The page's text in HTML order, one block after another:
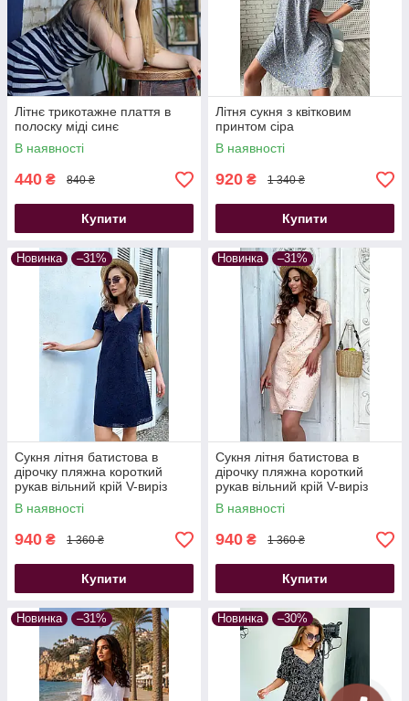
Літнє трикотажне плаття в
полоску міді синє
В наявності
440 ₴ 840 ₴
Купити
Літня сукня з квітковим
принтом сіра
В наявності
920 ₴ 1 340 ₴
Купити
Новинка –31%
Сукня літня батистова в
дірочку пляжна короткий
рукав вільний крій V-виріз
синя
В наявності
940 ₴ 1 360 ₴
Купити
Новинка –31%
Сукня літня батистова в
дірочку пляжна короткий
рукав вільний крій V-виріз
персикова
В наявності
940 ₴ 1 360 ₴
Купити
Новинка –31% Новинка –30%